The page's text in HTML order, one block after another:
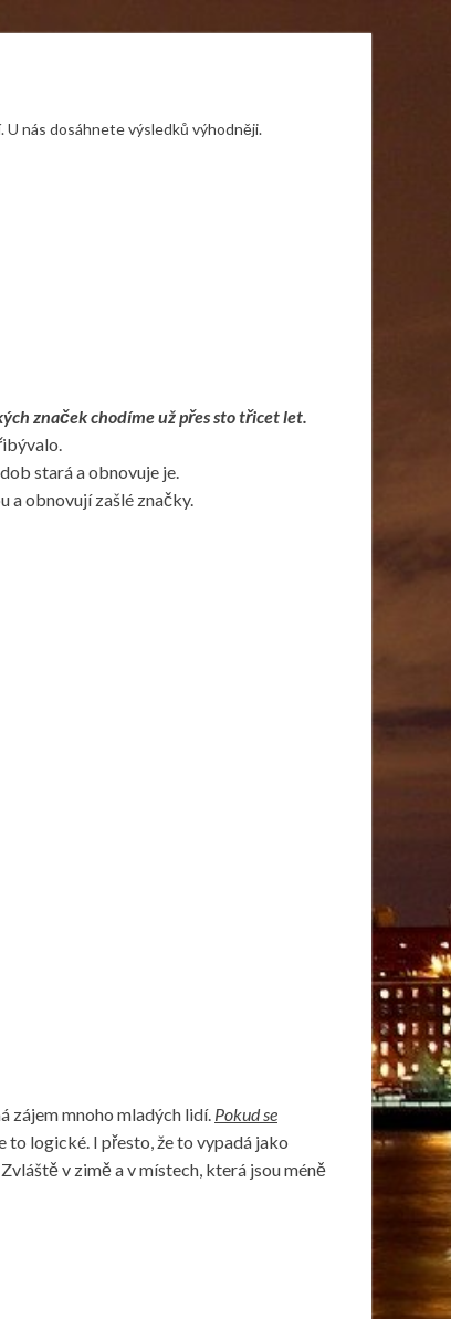
nás dosáhnete výsledků výhodněji.
značek chodíme už přes sto třicet let.
stará a obnovuje je.
a obnovují zašlé značky.
zájem mnoho mladých lidí. Pokud se
to logické. I přesto, že to vypadá jako
v zimě a v místech, která jsou méně